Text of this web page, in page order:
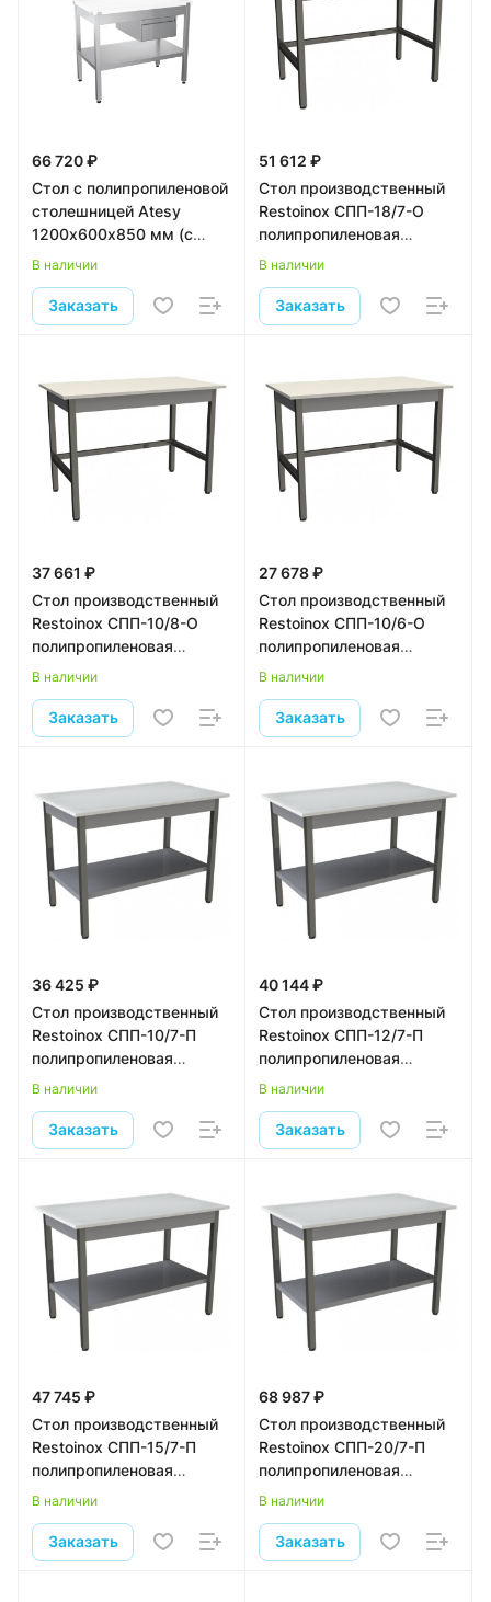
66 720 ₽
Стол с полипропиленовой
столешницей Atesy
1200х600х850 мм (с
полкой и ящиком)
В наличии
Заказать
51 612 ₽
Стол производственный
Restoinox СПП-18/7-О
полипропиленовая
столешница
В наличии
Заказать
37 661 ₽
Стол производственный
Restoinox СПП-10/8-О
полипропиленовая
столешница
В наличии
Заказать
27 678 ₽
Стол производственный
Restoinox СПП-10/6-О
полипропиленовая
столешница
В наличии
Заказать
36 425 ₽
Стол производственный
Restoinox СПП-10/7-П
полипропиленовая
столешница
В наличии
Заказать
40 144 ₽
Стол производственный
Restoinox СПП-12/7-П
полипропиленовая
столешница
В наличии
Заказать
47 745 ₽
Стол производственный
Restoinox СПП-15/7-П
полипропиленовая
столешница
В наличии
Заказать
68 987 ₽
Стол производственный
Restoinox СПП-20/7-П
полипропиленовая
столешница
В наличии
Заказать